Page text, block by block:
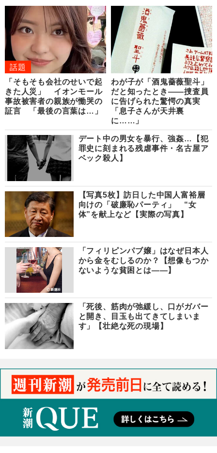
話題
「そもそも会社のせいで起
きた人災」 イオンモール
事故被害者の親族が慟哭の
証言 「最後の言葉は…」
わが子が「酒鬼薔薇聖斗」
だと知ったとき――捜査員
に告げられた驚愕の真実
「息子さんが天井裏
に……」
デート中の男女を暴行、強姦…【犯
罪史に刻まれる残虐事件・名古屋ア
ベック殺人】
【写真5枚】訪日した中国人富裕層
向けの「破廉恥パーティ」 “女
体”を献上など【実際の写真】
「フィリピンパブ嬢」はなぜ日本人
から金をむしるのか？【想像もつか
ないような貧困とは――】
「死後、筋肉が弛緩し、口がガバー
と開き、目玉も出てきてしまいま
す」【壮絶な死の現場】